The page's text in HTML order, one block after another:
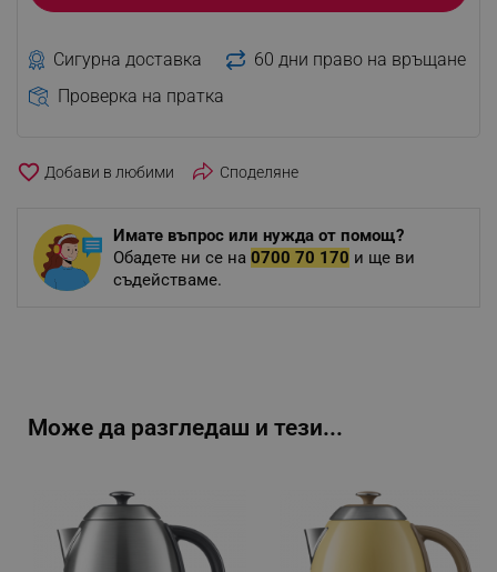
Сигурна доставка
60 дни право на връщане
Проверка на пратка
favorite_border Споделяне
Имате въпрос или нужда от помощ?
Обадете ни се на 0700 70 170 и ще ви
съдействаме.
Може да разгледаш и тези...